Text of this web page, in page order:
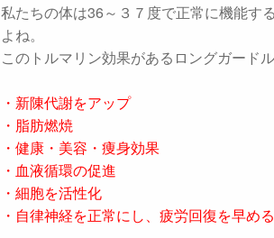
私たちの体は36～３７度で正常に機能す
よね。
このトルマリン効果があるロングガード
・新陳代謝をアップ
・脂肪燃焼
・健康・美容・痩身効果
・血液循環の促進
・細胞を活性化
・自律神経を正常にし、疲労回復を早める